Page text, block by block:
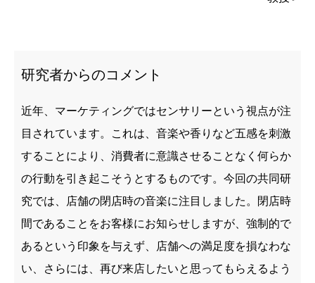
研究者からのコメント
近年、マーケティングではセンサリーという視点が注
目されています。これは、音楽や香りなど五感を刺激
することにより、消費者に意識させることなく何らか
の行動を引き起こそうとするものです。今回の共同研
究では、店舗の閉店時の音楽に注目しました。閉店時
間であることをお客様にお知らせしますが、強制的で
あるという印象を与えず、店舗への満足度を損なわな
い、さらには、再び来店したいと思ってもらえるよう